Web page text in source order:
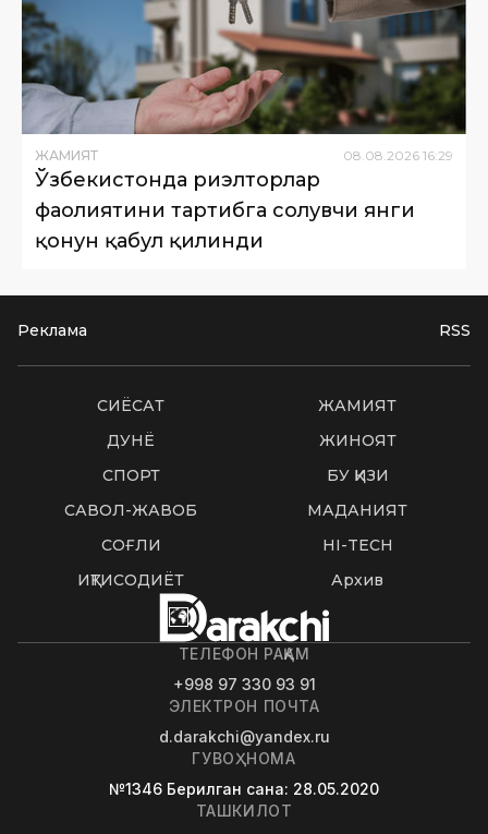
ЖАМИЯТ 08 08 2026 16:29
Ўзбекистонда риэлторлар
фаолиятини тартибга солувчи янги
қонун қабул қилинди
Реклама RSS
СИËСАТ
ЖАМИЯТ
ДУНË
ЖИНОЯТ
СПОРТ
БУ ҚИЗИҚ
САВОЛ-ЖАВОБ
МАДАНИЯТ
СОҒЛИҚ
HI-TECH
ИҚТИСОДИЁТ
Архив
ТЕЛЕФОН РАҚАМ
+998 97 330 93 91
ЭЛЕКТРОН ПОЧТА
d.darakchi@yandex.ru
ГУВОҲНОМА
№1346 Берилган сана: 28.05.2020
ТАШКИЛОТ